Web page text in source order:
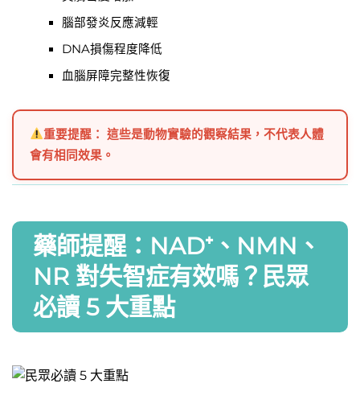
腦部發炎反應減輕
DNA損傷程度降低
血腦屏障完整性恢復
重要提醒： 這些是動物實驗的觀察結果，不代表人體
會有相同效果。
藥師提醒：NAD⁺、NMN、
NR 對失智症有效嗎？民眾
必讀 5 大重點